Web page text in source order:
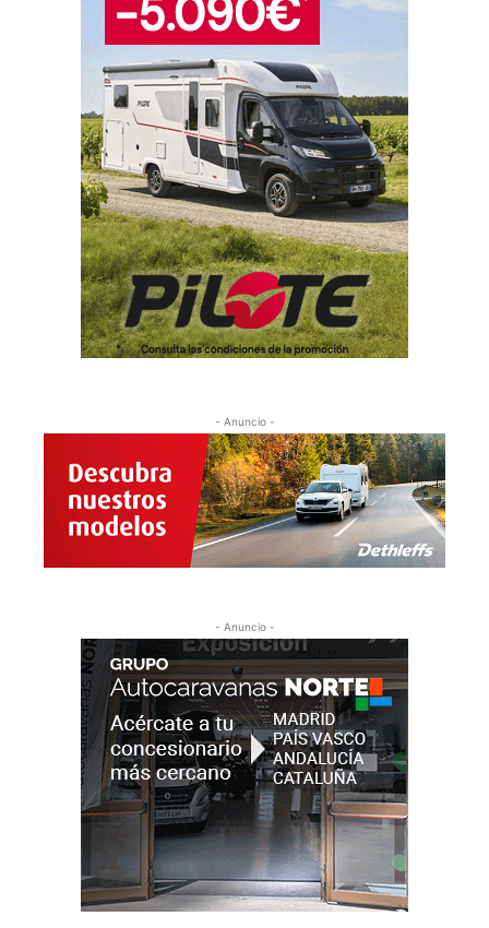
- Anuncio -
- Anuncio -